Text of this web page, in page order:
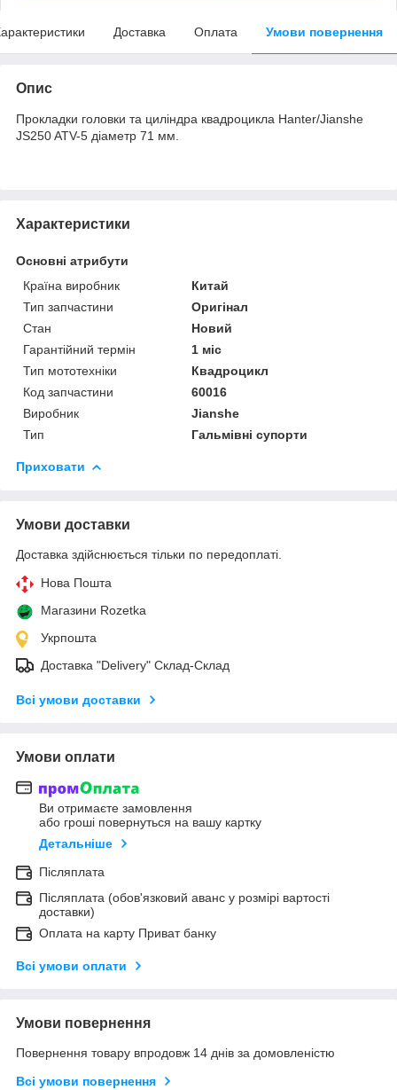
Доставка Оплата Умови повернення
Опис
Прокладки головки та циліндра квадроцикла Hanter/Jianshe
JS250 ATV-5 діаметр 71 мм.
Характеристики
Основні атрибути
Країна виробник
Китай
Тип запчастини
Оригінал
Стан
Новий
Гарантійний термін
1 міс
Тип мототехніки
Квадроцикл
Код запчастини
60016
Виробник
Jianshe
Тип
Гальмівні супорти
Приховати
Умови доставки
Доставка здійснюється тільки по передоплаті.
Нова Пошта
Магазини Rozetka
Укрпошта
Доставка "Delivery" Склад-Склад
Всі умови доставки
Умови оплати
Ви отримаєте замовлення
або гроші повернуться на вашу картку
Детальніше
Післяплата
Післяплата (обов'язковий аванс у розмірі вартості
доставки)
Оплата на карту Приват банку
Всі умови оплати
Умови повернення
Повернення товару впродовж 14 днів за домовленістю
Всі умови повернення